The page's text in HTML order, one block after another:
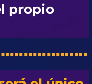
propio